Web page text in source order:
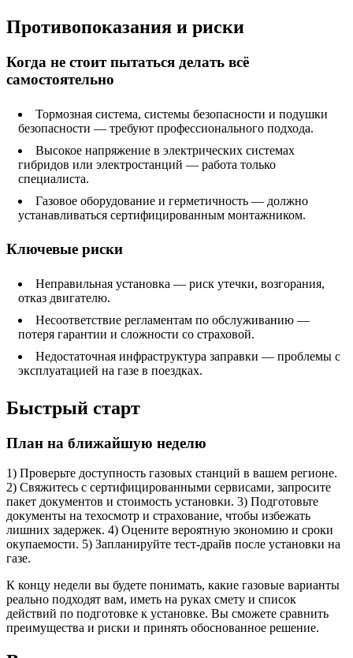
Противопоказания и риски
Когда не стоит пытаться делать всё
самостоятельно
Тормозная система, системы безопасности и подушки
безопасности — требуют профессионального подхода.
Высокое напряжение в электрических системах
гибридов или электростанций — работа только
специалиста.
Газовое оборудование и герметичность — должно
устанавливаться сертифицированным монтажником.
Ключевые риски
Неправильная установка — риск утечки, возгорания,
отказ двигателю.
Несоответствие регламентам по обслуживанию —
потеря гарантии и сложности со страховой.
Недостаточная инфраструктура заправки — проблемы с
эксплуатацией на газе в поездках.
Быстрый старт
План на ближайшую неделю
1) Проверьте доступность газовых станций в вашем регионе.
2) Свяжитесь с сертифицированными сервисами, запросите
пакет документов и стоимость установки. 3) Подготовьте
документы на техосмотр и страхование, чтобы избежать
лишних задержек. 4) Оцените вероятную экономию и сроки
окупаемости. 5) Запланируйте тест-драйв после установки на
газе.
К концу недели вы будете понимать, какие газовые варианты
реально подходят вам, иметь на руках смету и список
действий по подготовке к установке. Вы сможете сравнить
преимущества и риски и принять обоснованное решение.